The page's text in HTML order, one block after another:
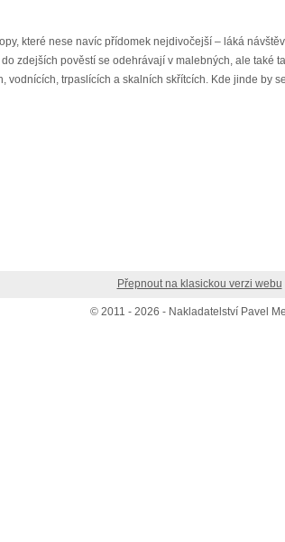
které nese navíc přídomek nejdivočejší – láká
zdejších pověstí se odehrávají v malebných, ale
trpaslících a skalních skřítcích. Kde jinde
Přepnout na klasickou verzi webu
© 2011 - 2026 - Nakladatelství Pavel